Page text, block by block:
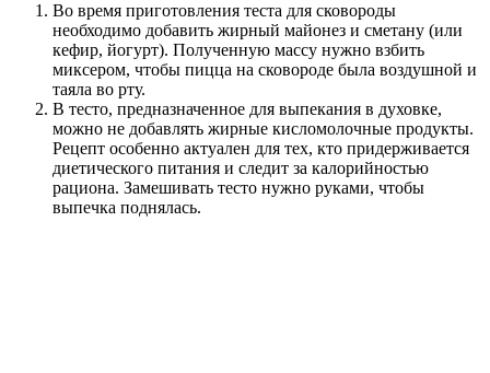
Во время приготовления теста для сковороды
необходимо добавить жирный майонез и сметану (или
кефир, йогурт). Полученную массу нужно взбить
миксером, чтобы пицца на сковороде была воздушной и
таяла во рту.
В тесто, предназначенное для выпекания в духовке,
можно не добавлять жирные кисломолочные продукты.
Рецепт особенно актуален для тех, кто придерживается
диетического питания и следит за калорийностью
рациона. Замешивать тесто нужно руками, чтобы
выпечка поднялась.